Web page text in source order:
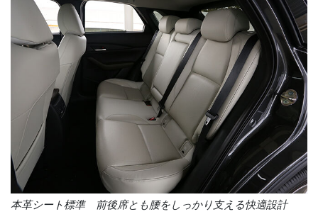
本革シート標準 前後席とも腰をしっかり支える快適設計